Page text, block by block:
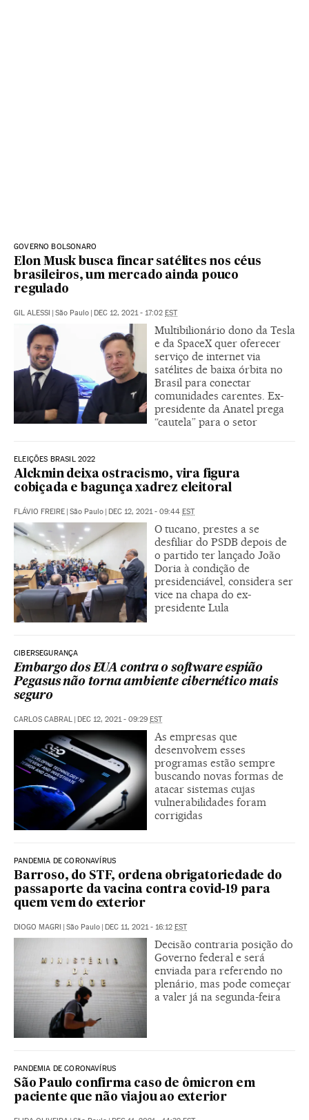
GOVERNO BOLSONARO
Elon Musk busca fincar satélites nos céus
brasileiros, um mercado ainda pouco
regulado
GIL ALESSI | São Paulo | DEC 12, 2021 - 17:02 EST
Multibilionário dono da Tesla
e da SpaceX quer oferecer
serviço de internet via
satélites de baixa órbita no
Brasil para conectar
comunidades carentes. Ex-
presidente da Anatel prega
“cautela” para o setor
ELEIÇÕES BRASIL 2022
Alckmin deixa ostracismo, vira figura
cobiçada e bagunça xadrez eleitoral
FLÁVIO FREIRE | São Paulo | DEC 12, 2021 - 09:44 EST
O tucano, prestes a se
desfiliar do PSDB depois de
o partido ter lançado João
Doria à condição de
presidenciável, considera ser
vice na chapa do ex-
presidente Lula
CIBERSEGURANÇA
Embargo dos EUA contra o software espião
Pegasus não torna ambiente cibernético mais
seguro
CARLOS CABRAL | DEC 12, 2021 - 09:29 EST
As empresas que
desenvolvem esses
programas estão sempre
buscando novas formas de
atacar sistemas cujas
vulnerabilidades foram
corrigidas
PANDEMIA DE CORONAVÍRUS
Barroso, do STF, ordena obrigatoriedade do
passaporte da vacina contra covid-19 para
quem vem do exterior
DIOGO MAGRI | São Paulo | DEC 11, 2021 - 16:12 EST
Decisão contraria posição do
Governo federal e será
enviada para referendo no
plenário, mas pode começar
a valer já na segunda-feira
PANDEMIA DE CORONAVÍRUS
São Paulo confirma caso de ômicron em
paciente que não viajou ao exterior